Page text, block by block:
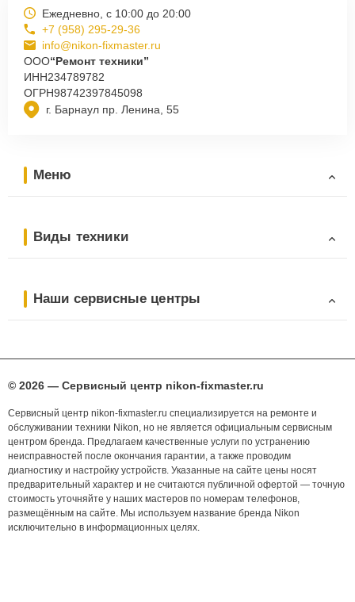
г. Барнаул пр. Ленина, 55
Ежедневно, с 10:00 до 20:00
+7 (958) 295-29-36
info@nikon-fixmaster.ru
ООО“Ремонт техники”
ИНН234789782
ОГРН98742397845098
Меню
Виды техники
Наши сервисные центры
© 2026 — Сервисный центр nikon-fixmaster.ru
Сервисный центр nikon-fixmaster.ru специализируется на ремонте и
обслуживании техники Nikon, но не является официальным сервисным
центром бренда. Предлагаем качественные услуги по устранению
неисправностей после окончания гарантии, а также проводим
диагностику и настройку устройств. Указанные на сайте цены носят
предварительный характер и не считаются публичной офертой — точную
стоимость уточняйте у наших мастеров по номерам телефонов,
размещённым на сайте. Мы используем название бренда Nikon
исключительно в информационных целях.